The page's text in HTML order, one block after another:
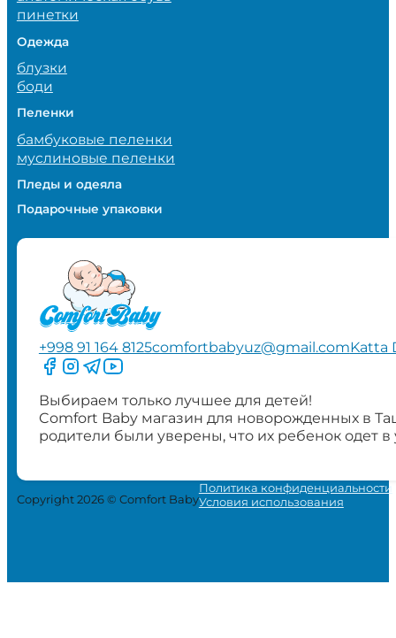
пинетки
Одежда
блузки
боди
Пеленки
бамбуковые пеленки
муслиновые пеленки
Пледы и одеяла
Подарочные упаковки
+998 91 164 8125comfortbabyuz@gmail.comKatta
Следите за нами на Facebook
Следите за нами в Instagram
Следите за нами в Telegram
Следите за нами в YouTube
Выбираем только лучшее для детей!
Comfort Baby магазин для новорожденных в
родители были уверены, что их ребенок одет
Copyright 2026 © Comfort Baby
Политика конфиденциальности
Условия использования